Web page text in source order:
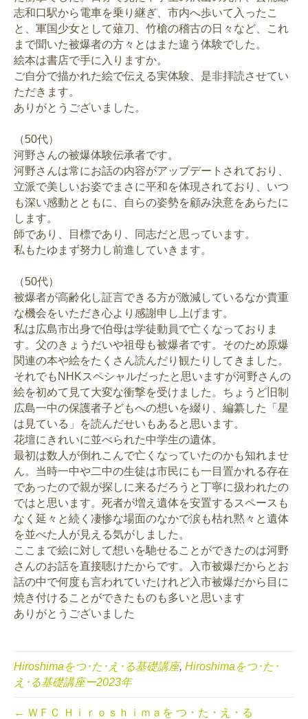
志和口駅から電車を乗り継ぎ、市内へ歩いて入ったこ
と、軍国少女として薙刀、竹槍の稽古の日々など、これ
まで聞いた被爆者の方々とはまた違う体験でした。
絵本は書店で手に入りますか。
ご自分で描かれた絵で伝える実体験、是非拝読させてい
ただきます。
ありがとうございました。
（50代）
河野さんの被爆体験伝承者です。
河野さんは常にお話の内容がアップデートされており、
立派で美しいお姿でまさに平和を体現されており、いつ
も深い感動とともに、自らの姿勢を顧み決意をあらたに
します。
師であり、目標であり、同志だと思っています。
私もたゆまず努力し前進していきます。
（50代）
被爆者が高齢化し証言できる方が激減しているなか貴重
な機会をいただき心より感謝申し上げます。
私は広島市出身で伯母は学徒動員で亡くなっておりま
す。父のきょうだいや祖母も被爆者です。そのため原爆
関連の本や絵をたくさん読んだり観たりしてきました。
それでもNHKスペシャルだったと思いますが河野さんの
絵を初めて見て大変な衝撃を受けました。ちょうど旧制
広島一中の保護者子どもへの想いを綴り、編纂した「星
は見ている」を読んだせいもあると思います。
花壇にきれいに並べられた中学生の遺体。
最初は数人が倒れこんで亡くなっていたのかも知れませ
ん。当時一中や二中の生徒は市民にも一目置かれる存在
であったので親が探しに来るだろうと丁寧に扱われたの
ではと思います。死者が増え遺体を安置するスペースも
なく延々と続く凄惨な場面のなかで涙も枯れ黙々と遺体
を並べた人が見える気がしました。
ここまで絵に対して想いを馳せることができたのは河野
さんのお話を直接聴けたからです。入市被爆だからとお
話の中で何度も言われていたけれど入市被爆だから目に
焼き付けることができたものも多いと思います
ありがとうございました
Hiroshimaをつ･た･え･る基礎講座, Hiroshimaをつ･た･
え･る基礎講座ー2023年
← ＷＦＣ Ｈｉｒｏｓｈｉｍａを つ・た・え・る